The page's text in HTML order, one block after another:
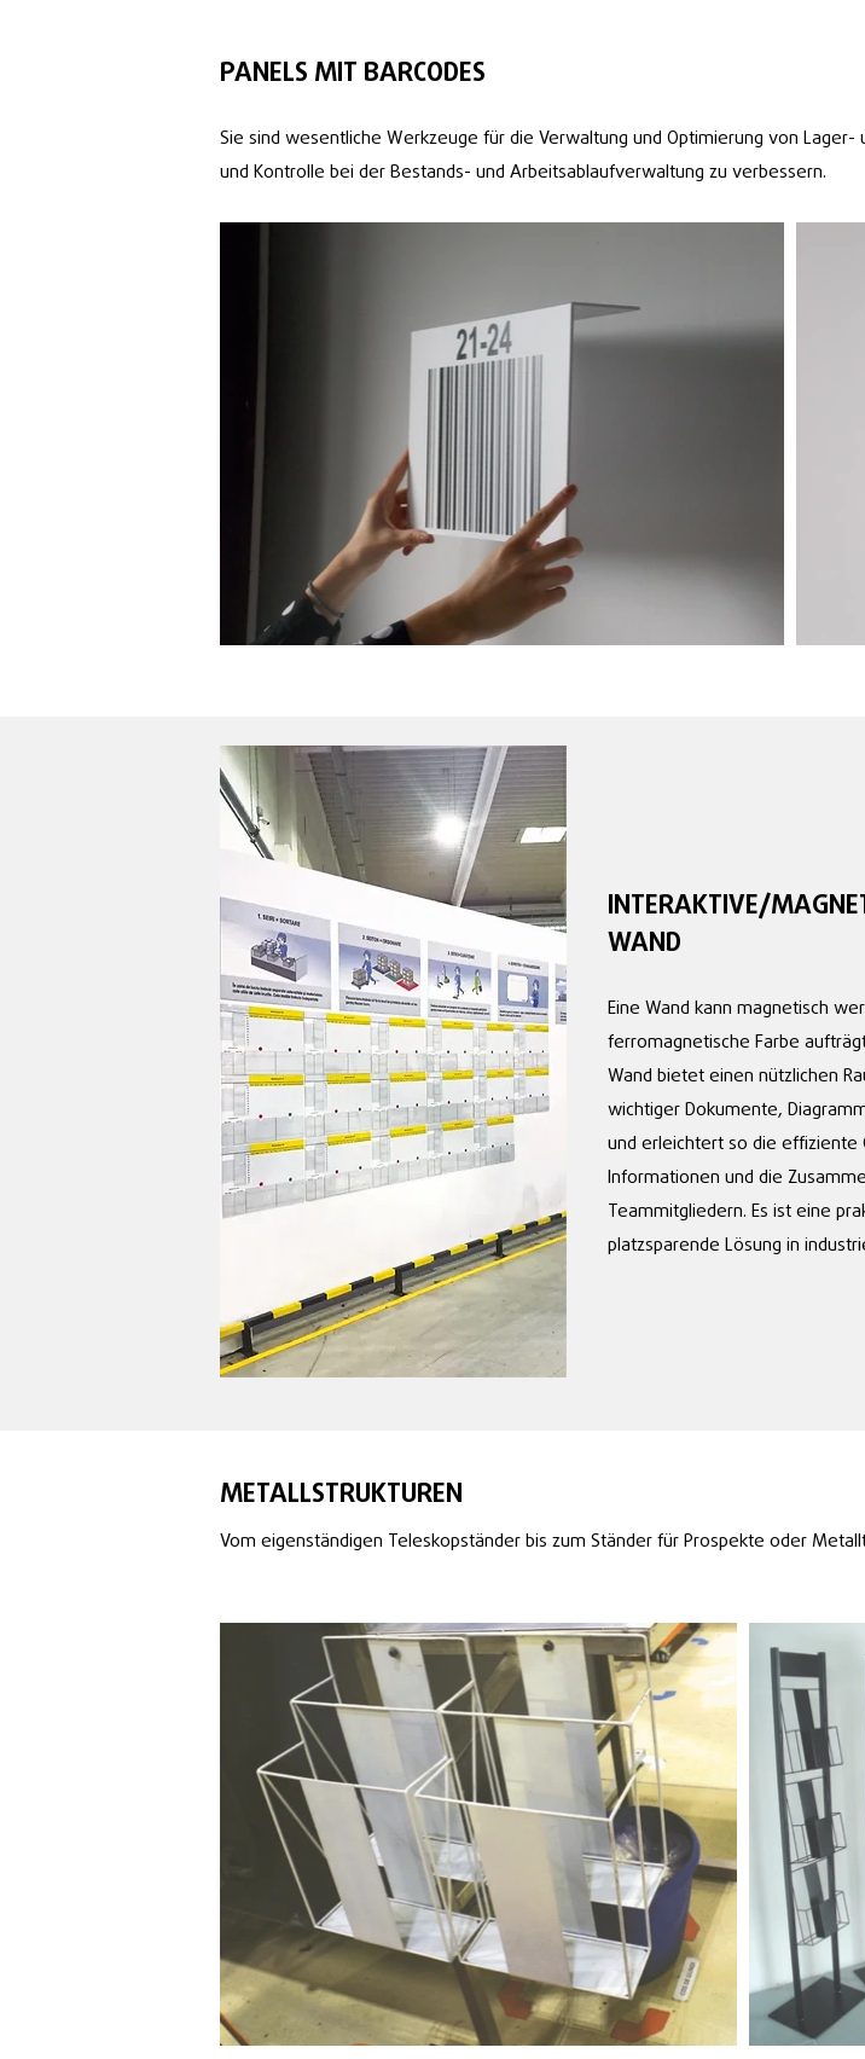
PANELS MIT BARCODES
Sie sind wesentliche Werkzeuge für die Verwaltung und Optimierung von
und Kontrolle bei der Bestands- und Arbeitsablaufverwaltung zu verbessern.
INTERAKTIVE/
WAND
Eine Wand kann magnetisch
ferromagnetische Farbe
Wand bietet einen nützlichen
wichtiger Dokumente,
und erleichtert so die effiziente
Informationen und die
Teammitgliedern. Es ist eine
platzsparende Lösung in
METALLSTRUKTUREN
Vom eigenständigen Teleskopständer bis zum Ständer für Prospekte oder